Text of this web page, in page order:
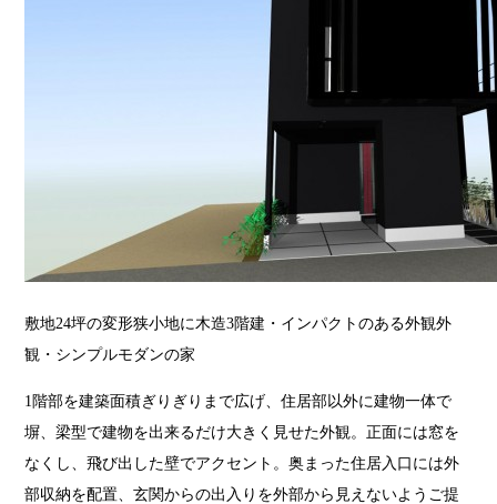
敷地24坪の変形狭小地に木造3階建・インパクトのある外観外
観・シンプルモダンの家
1階部を建築面積ぎりぎりまで広げ、住居部以外に建物一体で
塀、梁型で建物を出来るだけ大きく見せた外観。正面には窓を
なくし、飛び出した壁でアクセント。奥まった住居入口には外
部収納を配置、玄関からの出入りを外部から見えないようご提